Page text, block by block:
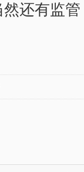
还有监